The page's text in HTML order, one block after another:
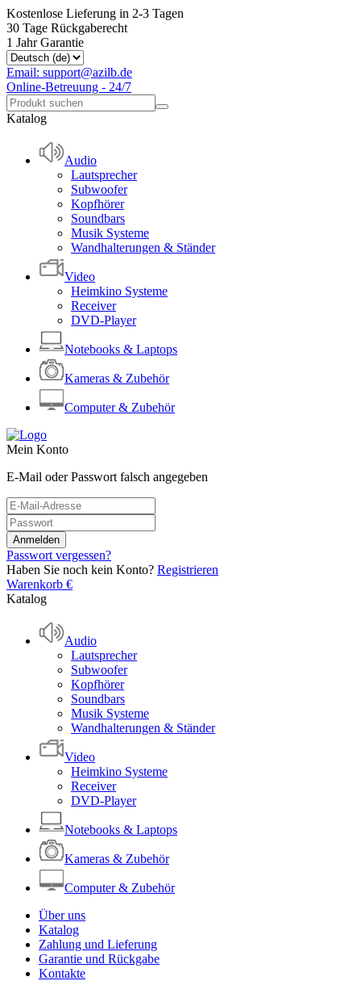
Kostenlose Lieferung in 2-3 Tagen
30 Tage Rückgaberecht
1 Jahr Garantie
Email: support@azilb.de
Online-Betreuung - 24/7
Katalog
Audio
Lautsprecher
Subwoofer
Kopfhörer
Soundbars
Musik Systeme
Wandhalterungen & Ständer
Video
Heimkino Systeme
Receiver
DVD-Player
Notebooks & Laptops
Kameras & Zubehör
Computer & Zubehör
Mein Konto
E-Mail oder Passwort falsch angegeben
Passwort vergessen?
Haben Sie noch kein Konto? Registrieren
Warenkorb €
Katalog
Audio
Lautsprecher
Subwoofer
Kopfhörer
Soundbars
Musik Systeme
Wandhalterungen & Ständer
Video
Heimkino Systeme
Receiver
DVD-Player
Notebooks & Laptops
Kameras & Zubehör
Computer & Zubehör
Über uns
Katalog
Zahlung und Lieferung
Garantie und Rückgabe
Kontakte